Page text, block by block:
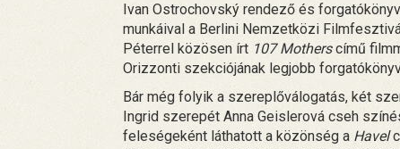
Ivan Ostrochovský rendező és
munkáival a Berlini Nemzetközi
Péterrel közösen írt 107 Motherscímű
Orizzonti szekciójának legjobb
Bár még folyik a szereplőválogatás, két
Ingrid szerepét Anna Geislerová cseh
feleségeként láthatott a közönség a Havel